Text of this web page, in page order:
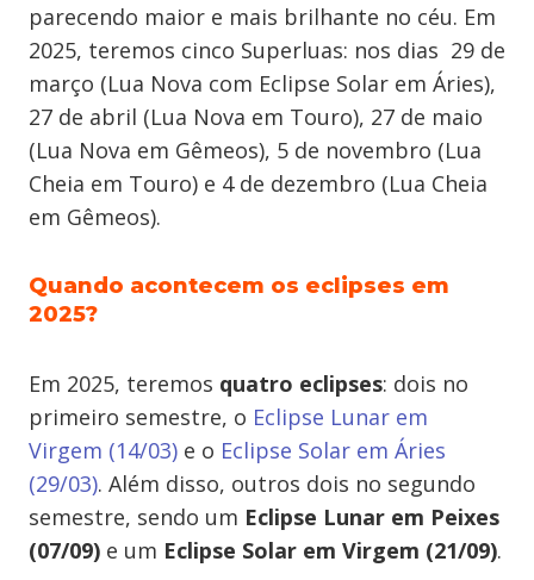
parecendo maior e mais brilhante no céu. Em
2025, teremos cinco Superluas: nos dias 29 de
março (Lua Nova com Eclipse Solar em Áries),
27 de abril (Lua Nova em Touro), 27 de maio
(Lua Nova em Gêmeos), 5 de novembro (Lua
Cheia em Touro) e 4 de dezembro (Lua Cheia
em Gêmeos).
Quando acontecem os eclipses em
2025?
Em 2025, teremos quatro eclipses: dois no
primeiro semestre, o Eclipse Lunar em
Virgem (14/03) e o Eclipse Solar em Áries
(29/03). Além disso, outros dois no segundo
semestre, sendo um Eclipse Lunar em Peixes
(07/09) e um Eclipse Solar em Virgem (21/09).